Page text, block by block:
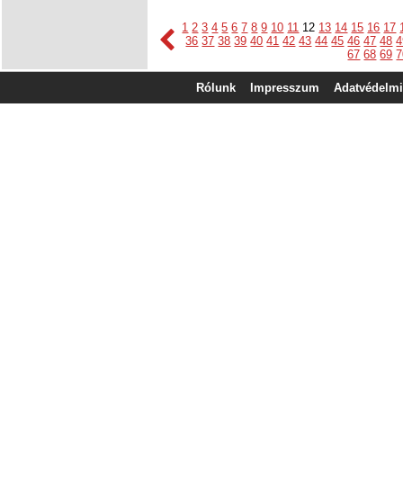
1 2 3 4 5 6 7 8 9 10 11 12 13 14 15 16 17
36 37 38 39 40 41 42 43 44 45 46 47 48
67 68 69
Rólunk Impresszum